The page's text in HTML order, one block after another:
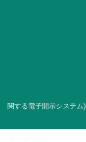
関する電子開示システム)